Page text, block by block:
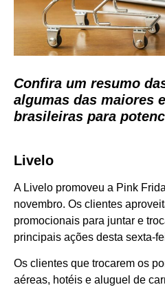
Confira um resumo
algumas das maiores
brasileiras para
Livelo
A Livelo promoveu a Pink
novembro. Os clientes
promocionais para juntar e
principais ações desta sexta-
Os clientes que trocarem os
aéreas, hotéis e aluguel de